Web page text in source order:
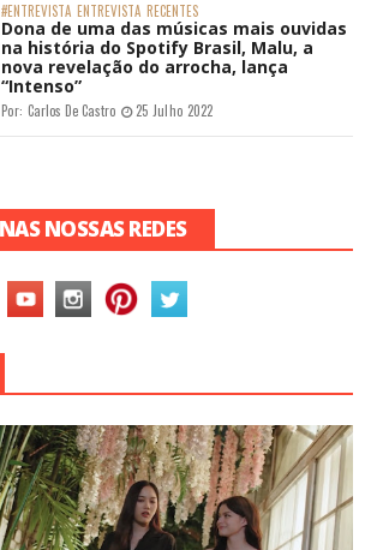
#ENTREVISTA ENTREVISTA RECENTES
Dona de uma das músicas mais ouvidas
na história do Spotify Brasil, Malu, a
nova revelação do arrocha, lança
“Intenso”
Por: Carlos De Castro 25 Julho 2022
NOSSAS REDES